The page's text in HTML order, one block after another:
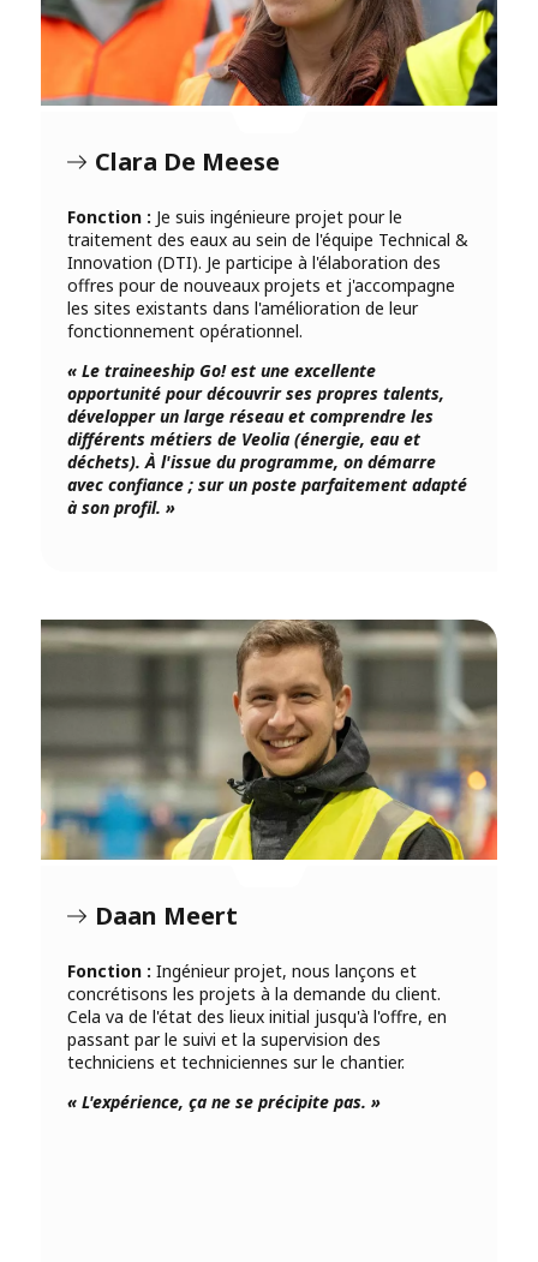
Clara De Meese
Fonction : Je suis ingénieure projet pour le
traitement des eaux au sein de l'équipe Technical &
Innovation (DTI). Je participe à l'élaboration des
offres pour de nouveaux projets et j'accompagne
les sites existants dans l'amélioration de leur
fonctionnement opérationnel.
« Le traineeship Go! est une excellente
opportunité pour découvrir ses propres talents,
développer un large réseau et comprendre les
différents métiers de Veolia (énergie, eau et
déchets). À l'issue du programme, on démarre
avec confiance ; sur un poste parfaitement adapté
à son profil. »
Daan Meert
Fonction : Ingénieur projet, nous lançons et
concrétisons les projets à la demande du client.
Cela va de l'état des lieux initial jusqu'à l'offre, en
passant par le suivi et la supervision des
techniciens et techniciennes sur le chantier.
« L'expérience, ça ne se précipite pas. »